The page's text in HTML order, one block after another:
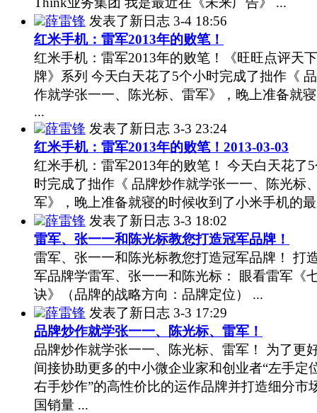
薛雷锋 发表了新日志 3-4 18:56
红米手机：雷军2013年的败笔！
红米手机：雷军2013年的败笔！《旺旺点评天
牌》系列 今天白天花了5个小时完成了拙作《
作就学张一一、陈光标、雷军》，晚上准备就
...
薛雷锋 发表了新日志 3-3 23:24
红米手机：雷军2013年的败笔！2013-03-03
红米手机：雷军2013年的败笔！ 今天白天花了
时完成了拙作《 品牌炒作就学张一一、陈光标
军》，晚上准备就寝的时候收到了小米手机的
薛雷锋 发表了新日志 3-3 18:02
雷军、张一一和陈光标教您打造冠军品牌！
雷军、张一一和陈光标教您打造冠军品牌！ 打
军品牌学雷军、张一一和陈光标： 眼看雷军《
诀》（品牌的战略方向：品牌定位） ...
薛雷锋 发表了新日志 3-3 17:29
品牌炒作就学张一一、陈光标、雷军！
品牌炒作就学张一一、陈光标、雷军！ 为了更
间接协助更多的中小微企业家和创业者“左手定
右手炒作”的高性价比的运作品牌并打造细分市
国销量 ...